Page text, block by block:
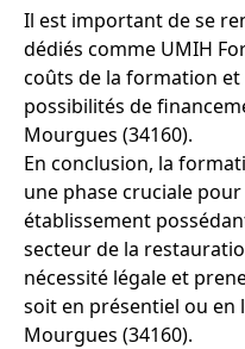
Il est important de se
dédiés comme UMIH
coûts de la formation
possibilités de
Mourgues (34160).
En conclusion, la
une phase cruciale
établissement
secteur de la
nécessité légale et
soit en présentiel ou en
Mourgues (34160).